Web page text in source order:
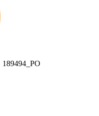
189494_PO